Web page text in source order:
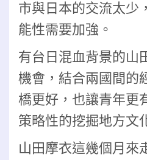
市與日本的交流太少
能性需要加強。
有台日混血背景的山
機會，結合兩國間的
橋更好，也讓青年更
策略性的挖掘地方文
山田摩衣這幾個月來